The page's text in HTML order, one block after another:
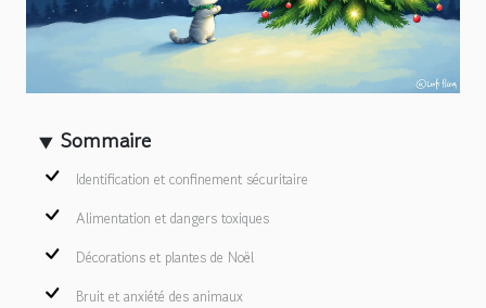
Sommaire
Identification et confinement sécuritaire
Alimentation et dangers toxiques
Décorations et plantes de Noël
Bruit et anxiété des animaux